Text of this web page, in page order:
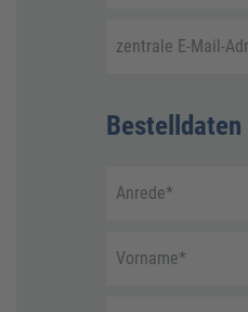
zentrale E-Mail-
Bestelldaten
Anrede*
Vorname*